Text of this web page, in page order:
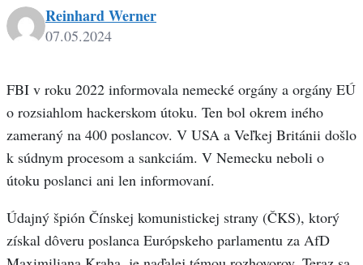
Reinhard Werner
07.05.2024
FBI v roku 2022 informovala nemecké orgány a orgány EÚ
o rozsiahlom hackerskom útoku. Ten bol okrem iného
zameraný na 400 poslancov. V USA a Veľkej Británii došlo
k súdnym procesom a sankciám. V Nemecku neboli o
útoku poslanci ani len informovaní.
Údajný špión Čínskej komunistickej strany (ČKS), ktorý
získal dôveru poslanca Európskeho parlamentu za AfD